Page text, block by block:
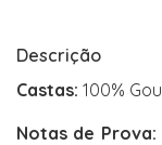
Descrição
Castas: 100%
Notas de Prova: